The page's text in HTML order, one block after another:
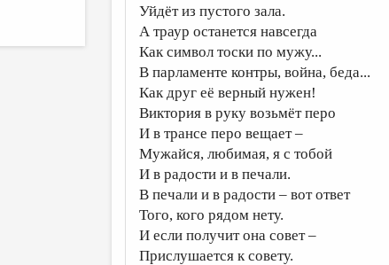
Уйдёт из пустого зала.
А траур останется навсегда
Как символ тоски по мужу...
В парламенте контры, война, беда...
Как друг её верный нужен!
Виктория в руку возьмёт перо
И в трансе перо вещает –
Мужайся, любимая, я с тобой
И в радости и в печали.
В печали и в радости – вот ответ
Того, кого рядом нету.
И если получит она совет –
Прислушается к совету.